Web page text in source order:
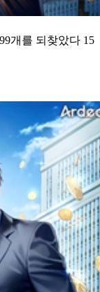
개를 되찾았다 15